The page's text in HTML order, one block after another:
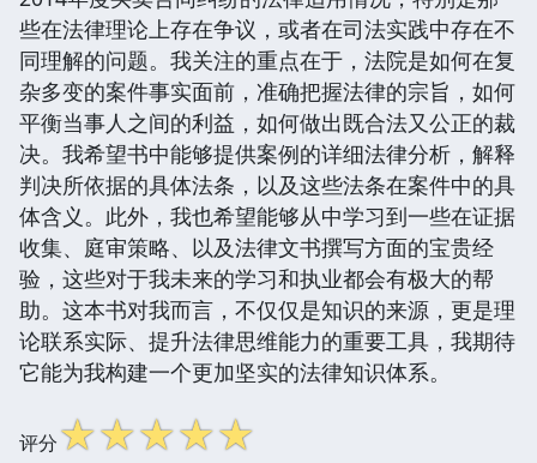
些在法律理论上存在争议，或者在司法实践中存在不
同理解的问题。我关注的重点在于，法院是如何在复
杂多变的案件事实面前，准确把握法律的宗旨，如何
平衡当事人之间的利益，如何做出既合法又公正的裁
决。我希望书中能够提供案例的详细法律分析，解释
判决所依据的具体法条，以及这些法条在案件中的具
体含义。此外，我也希望能够从中学习到一些在证据
收集、庭审策略、以及法律文书撰写方面的宝贵经
验，这些对于我未来的学习和执业都会有极大的帮
助。这本书对我而言，不仅仅是知识的来源，更是理
论联系实际、提升法律思维能力的重要工具，我期待
它能为我构建一个更加坚实的法律知识体系。
评分☆☆☆☆☆